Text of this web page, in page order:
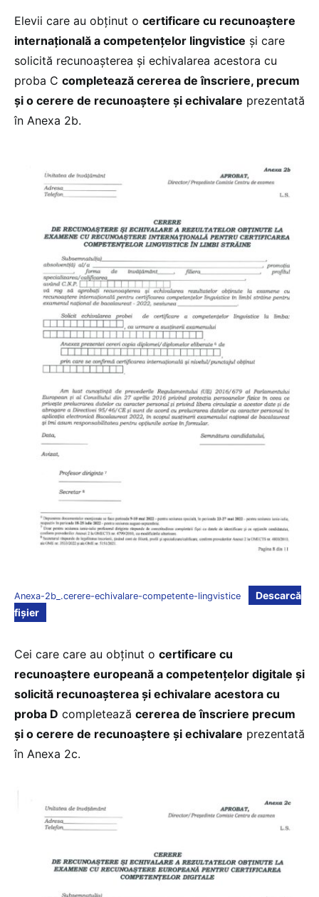
Elevii care au obținut o certificare cu recunoaștere
internațională a competențelor lingvistice și care
solicită recunoașterea și echivalarea acestora cu
proba C completează cererea de înscriere, precum
și o cerere de recunoaștere și echivalare prezentată
în Anexa 2b.
Anexa-2b_.cerere-echivalare-competente-lingvistice
Descarcă
fișier
Cei care care au obținut o certificare cu
recunoaștere europeană a competențelor digitale și
solicită recunoașterea și echivalare acestora cu
proba D completează cererea de înscriere precum
și o cerere de recunoaștere și echivalare prezentată
în Anexa 2c.